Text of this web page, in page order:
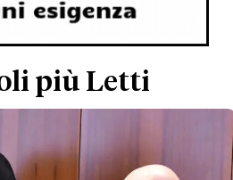
più Letti